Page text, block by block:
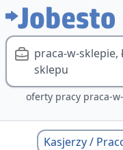
praca-w-sklepie,
sklepu
oferty pracy praca-
Kasjerzy /